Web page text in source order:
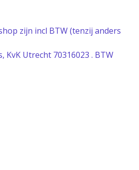
zijn incl BTW (tenzij anders
KvK Utrecht 70316023 . BTW